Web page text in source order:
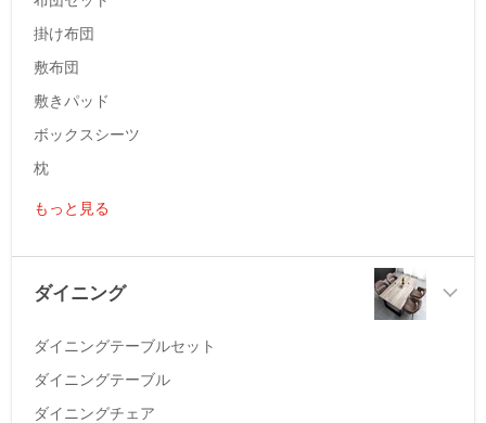
掛け布団
敷布団
敷きパッド
ボックスシーツ
枕
もっと見る
ダイニング
ダイニングテーブルセット
ダイニングテーブル
ダイニングチェア